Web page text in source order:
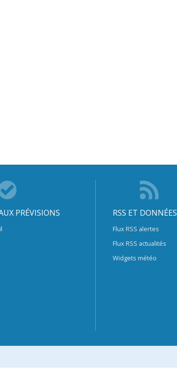
PRÉVISIONS RSS ET DONNÉES
Flux RSS alertes
Flux RSS actualités
Widgets météo